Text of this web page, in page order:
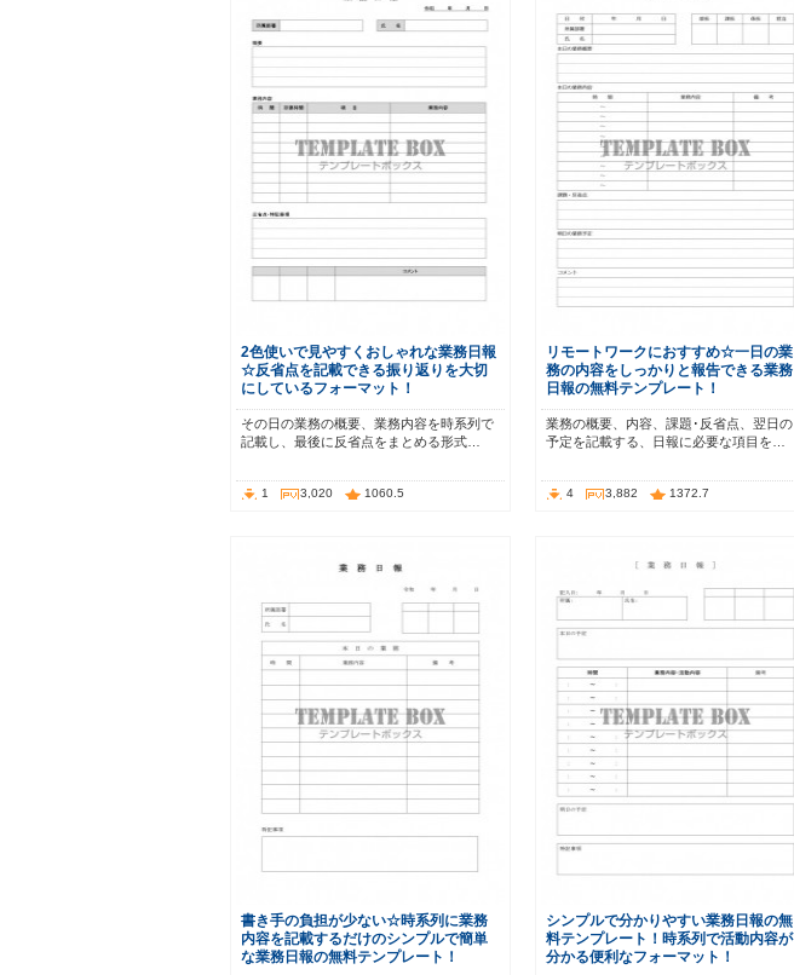
2色使いで見やすくおしゃれな業務日報
☆反省点を記載できる振り返りを大切
にしているフォーマット！
その日の業務の概要、業務内容を時系列で
記載し、最後に反省点をまとめる形式…
1 3,020 1060.5
リモートワークにおすすめ☆一日の業
務の内容をしっかりと報告できる業務
日報の無料テンプレート！
業務の概要、内容、課題･反省点、翌日の
予定を記載する、日報に必要な項目を…
4 3,882 1372.7
書き手の負担が少ない☆時系列に業務
内容を記載するだけのシンプルで簡単
な業務日報の無料テンプレート！
シンプルで分かりやすい業務日報の無
料テンプレート！時系列で活動内容が
分かる便利なフォーマット！